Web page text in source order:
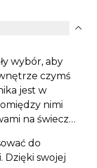
expand_more
wybór, aby
czymś
jest w
nimi
na świeczki
do
Dzięki swojej